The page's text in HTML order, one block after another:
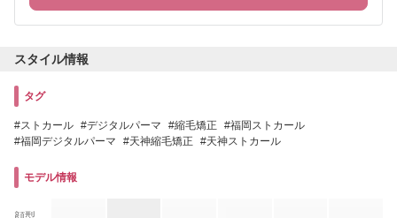
スタイル情報
タグ
ストカール デジタルパーマ 縮毛矯正
福岡ストカール
福岡デジタルパーマ
天神縮毛矯正 天神ストカール
モデル情報